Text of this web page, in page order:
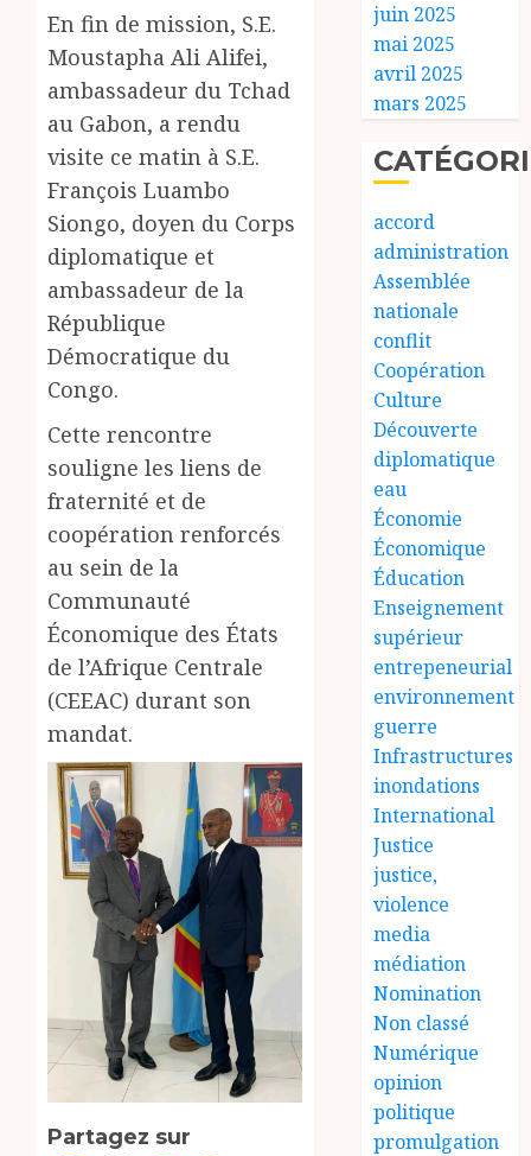
En fin de mission, S.E.
Moustapha Ali Alifei,
ambassadeur du Tchad
au Gabon, a rendu
visite ce matin à S.E.
François Luambo
Siongo, doyen du Corps
diplomatique et
ambassadeur de la
République
Démocratique du
Congo.
Cette rencontre
souligne les liens de
fraternité et de
coopération renforcés
au sein de la
Communauté
Économique des États
de l’Afrique Centrale
(CEEAC) durant son
mandat.
Partagez sur
juin 2025
mai 2025
avril 2025
mars 2025
accord
administration
Assemblée
nationale
conflit
Coopération
Culture
Découverte
diplomatique
eau
Économie
Économique
Éducation
Enseignement
supérieur
entrepeneurial
environnement
guerre
Infrastructures
inondations
International
Justice
justice,
violence
media
médiation
Nomination
Non classé
Numérique
opinion
politique
promulgation